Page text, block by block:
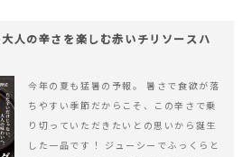
人の辛さを楽しむ赤いチリソースハ
今年の夏も猛暑の予報。 暑さで食欲が落
ちやすい季節だからこそ、この辛さで乗
り切っていただきたいとの思いから誕生
した一品です！ ジューシーでふっくらと